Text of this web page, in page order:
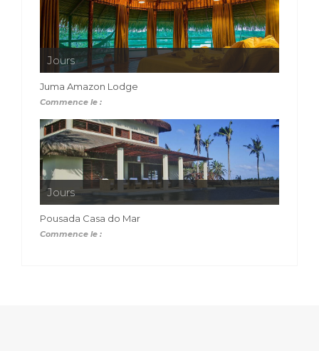
Jours
Juma Amazon Lodge
Commence le :
Jours
Pousada Casa do Mar
Commence le :